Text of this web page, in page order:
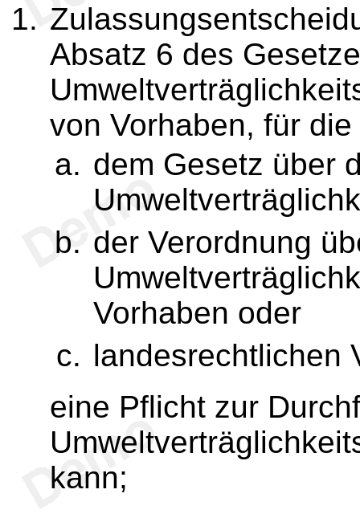
Absatz 6 des
von Vorhaben, für
dem Gesetz über
der Verordnung
Vorhaben oder
landesrechtlichen
eine Pflicht zur
kann;